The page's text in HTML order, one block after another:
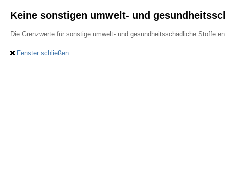
Keine sonstigen umwelt- und
Die Grenzwerte für sonstige umwelt- und gesundheitsschädliche Stoffe
Fenster schließen